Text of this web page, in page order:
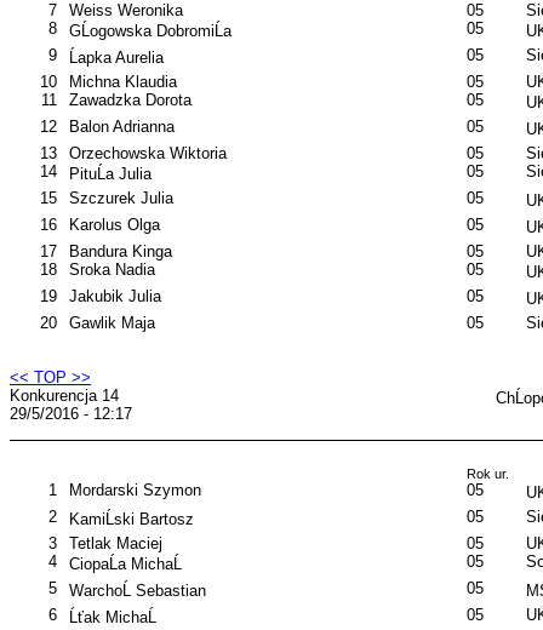
7
Weiss Weronika 05
8
GĹogowska DobromiĹa 05
9
Ĺapka Aurelia 05
10
Michna Klaudia 05
11
Zawadzka Dorota 05
12
Balon Adrianna 05
13
Orzechowska Wiktoria 05
14
PituĹa Julia 05
15
Szczurek Julia 05
16
Karolus Olga 05
17
Bandura Kinga 05
18
Sroka Nadia 05
19
Jakubik Julia 05
20
Gawlik Maja 05
<< TOP >>
Konkurencja 14
29/5/2016 - 12:17
Rok ur.
1 Mordarski Szymon 05
2
KamiĹski Bartosz 05
3
Tetlak Maciej 05
4
CiopaĹa MichaĹ 05
5
WarchoĹ Sebastian 05
6
Ĺťak MichaĹ 05